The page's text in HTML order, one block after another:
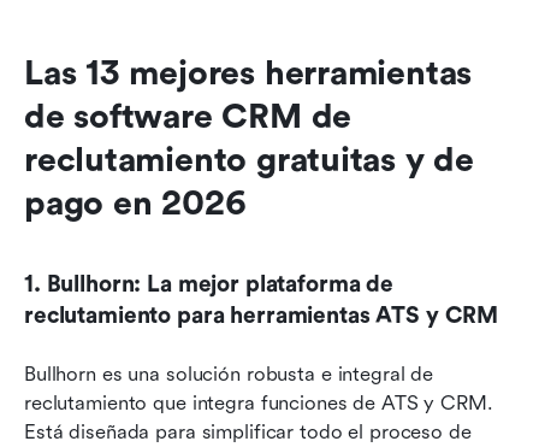
Las 13 mejores herramientas
de software CRM de
reclutamiento gratuitas y de
pago en 2026
1. Bullhorn: La mejor plataforma de
reclutamiento para herramientas ATS y CRM
Bullhorn es una solución robusta e integral de
reclutamiento que integra funciones de ATS y CRM.
Está diseñada para simplificar todo el proceso de